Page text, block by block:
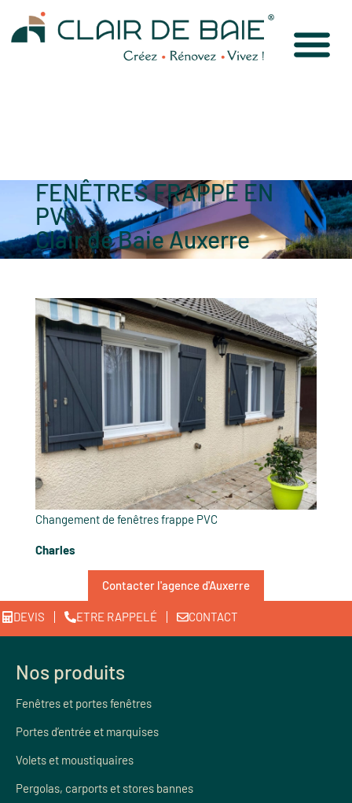
FENÊTRES FRAPPE EN
PVC
Clair de Baie Auxerre
Changement de fenêtres frappe PVC
Charles
Contacter l'agence d'Auxerre
DEVIS ETRE RAPPELÉ CONTACT
Nos produits
Fenêtres et portes fenêtres
Portes d’entrée et marquises
Volets et moustiquaires
Pergolas, carports et stores bannes